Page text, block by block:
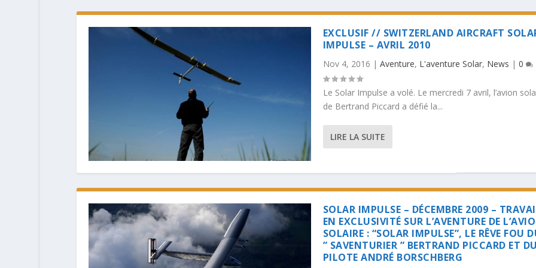
EXCLUSIF // SWITZERLAND AIRCRAFT
IMPULSE – AVRIL 2010
Nov 4, 2016 | Aventure, L'aventure Solar, News | 0
Le Solar Impulse a volé. Le mercredi 7 avril, l’avion
de Bertrand Piccard a défié la...
LIRE LA SUITE
SOLAR IMPULSE – DÉCEMBRE 2009 –
EN EXCLUSIVITÉ SUR L’AVENTURE DE
SOLAIRE : “SOLAR IMPULSE”, LE RÊVE FOU
” SAVENTURIER ” BERTRAND PICCARD ET DU
PILOTE ANDRÉ BORSCHBERG